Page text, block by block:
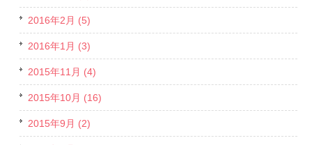
2016年2月 (5)
2016年1月 (3)
2015年11月 (4)
2015年10月 (16)
2015年9月 (2)